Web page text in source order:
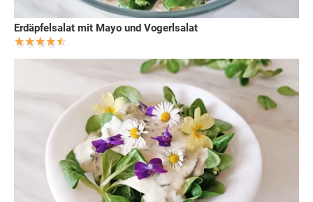
Erdäpfelsalat mit Mayo und Vogerlsalat